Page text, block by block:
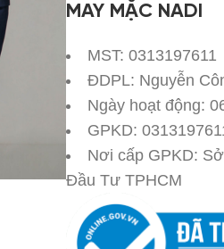
MAY MẶC NADI
MST: 0313197611
ĐDPL: Nguyễn
Ngày hoạt động:
GPKD:
Nơi cấp GPKD:
Đầu Tư TPHCM